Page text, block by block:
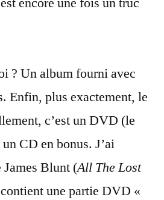
? Un album fourni avec
Enfin, plus exactement, le
c’est un DVD (le
CD en bonus. J’ai
James Blunt (All The Lost
une partie DVD «